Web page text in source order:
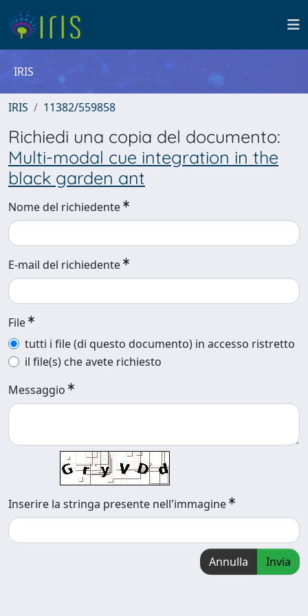
IRIS
IRIS 11382/559858
Richiedi una copia del documento:
Multi-modal cue integration in the
black garden ant
Nome del richiedente
E-mail del richiedente
File
tutti i file (di questo documento) in accesso ristretto
il file(s) che avete richiesto
Messaggio
Inserire la stringa presente nell'immagine
Annulla Invia